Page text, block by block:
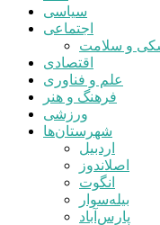
سیاسی
اجتماعی
و سلامت
اقتصادی
علم و فناوری
فرهنگ و هنر
ورزشی
شهرستان‌ها
اردبیل
اصلاندوز
انگوت
بیله‌سوار
پارس‌آباد